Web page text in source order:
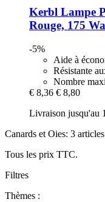
Kerbl Lampe
Rouge, 175
-5%
Aide à
Résistante
Nombre
€ 8,36 € 8,80
Livraison jusqu'au
Canards et Oies: 3 articles
Tous les prix TTC.
Filtres
Thèmes :